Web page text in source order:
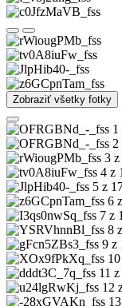
Zobraziť všetky fotky
1
2
3 z
4 z
5 z
6
7 z
8
9 z
11
12